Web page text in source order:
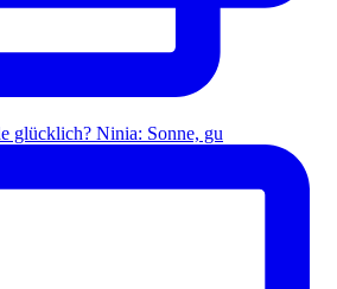
glücklich? Ninia: Sonne, gu